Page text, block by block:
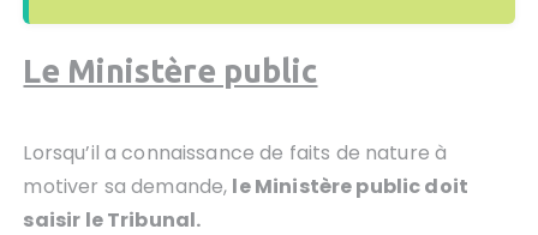
Le Ministère public
Lorsqu’il a connaissance de faits de nature à
motiver sa demande, le Ministère public doit
saisir le Tribunal.